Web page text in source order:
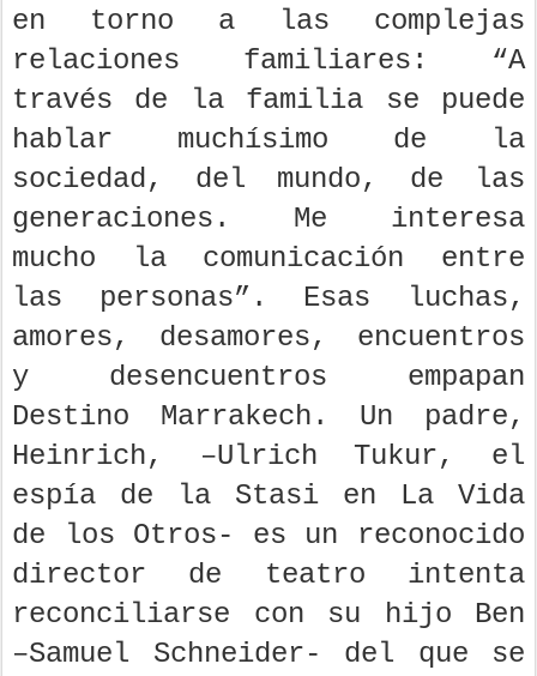
en torno a las complejas
relaciones familiares: “A
través de la familia se puede
hablar muchísimo de la
sociedad, del mundo, de las
generaciones. Me interesa
mucho la comunicación entre
las personas”. Esas luchas,
amores, desamores, encuentros
y desencuentros empapan
Destino Marrakech. Un padre,
Heinrich, –Ulrich Tukur, el
espía de la Stasi en La Vida
de los Otros- es un reconocido
director de teatro intenta
reconciliarse con su hijo Ben
–Samuel Schneider- del que se